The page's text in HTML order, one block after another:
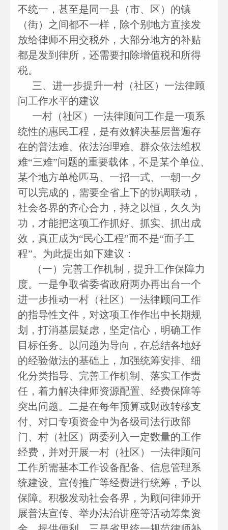
不统一，甚至是同一县（市、区）的镇
（街）之间都不一样，除个别地方直接发
放给律师不用交税外，大部分地方的补贴
都是发到律所，还需要扣除增值税和所得
税。
三、进一步提升一村（社区）一法律顾
问工作水平的建议
一村（社区）一法律顾问工作是一项系
统性的惠民工程，是有效解决基层普遍存
在的普法难、依法治理难、群众依法维权
难“三难”问题的重要载体，不是某个单位、
某个地方单枪匹马、一招一式、一朝一夕
可以完成的，需要全省上下的协调联动，
社会各界的齐心合力，持之以恒，久久为
功，才能把这项工作抓好、抓实、抓出成
效，真正成为“民心工程”而不是“面子工
程”。为此提出如下建议：
（一）完善工作机制，提升工作保障力
度。一是争取省委省政府两办再出台一个
进一步推动一村（社区）一法律顾问工作
的指导性文件，对这项工作作出中长期规
划，打消基层疑虑，坚定信心，明确工作
目标任务。以问题为导向，在总结各地好
的经验做法的基础上，加强统筹安排、细
化分类指导、完善工作机制、落实工作责
任，着力解决律师资源配置、经费保障等
突出问题。二是在每年预算或财政转移支
付、对口专项资金中为各级司法行政部
门、村（社区）两委列入一定数量的工作
经费，并对开展一村（社区）一法律顾问
工作所需基本工作设备配备、信息管理系
统建设、宣传推广等经费进行统筹，予以
保障。积极发动社会各界，为顾问律师开
展普法宣传、举办法治讲座等活动筹集资